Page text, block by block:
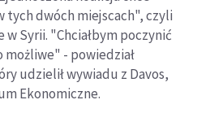
tych dwóch miejscach", czyli
w Syrii. "Chciałbym poczynić
- powiedział
udzielił wywiadu z Davos,
Ekonomiczne.